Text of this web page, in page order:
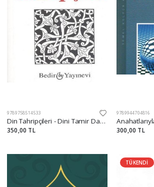
9789758514533
Din Tahripçileri - Dini Tamir Davasında
350,00 TL
9789944704816
300,00 TL
TÜKENDİ